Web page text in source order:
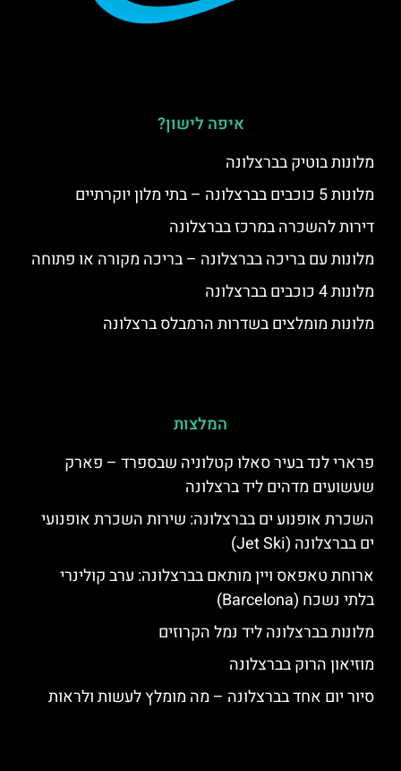
איפה לישון?
מלונות בוטיק בברצלונה
מלונות 5 כוכבים בברצלונה – בתי מלון יוקרתיים
דירות להשכרה במרכז בברצלונה
מלונות עם בריכה בברצלונה – בריכה מקורה או פתוחה
מלונות 4 כוכבים בברצלונה
מלונות מומלצים בשדרות הרמבלס ברצלונה
המלצות
פרארי לנד בעיר סאלו קטלוניה שבספרד – פארק
שעשועים מדהים ליד ברצלונה
השכרת אופנוע ים בברצלונה: שירות השכרת אופנועי
ים בברצלונה (Jet Ski)
ארוחת טאפאס ויין מותאם בברצלונה: ערב קולינרי
בלתי נשכח (Barcelona)
מלונות בברצלונה ליד נמל הקרוזים
מוזיאון הרוק בברצלונה
סיור יום אחד בברצלונה – מה מומלץ לעשות ולראות